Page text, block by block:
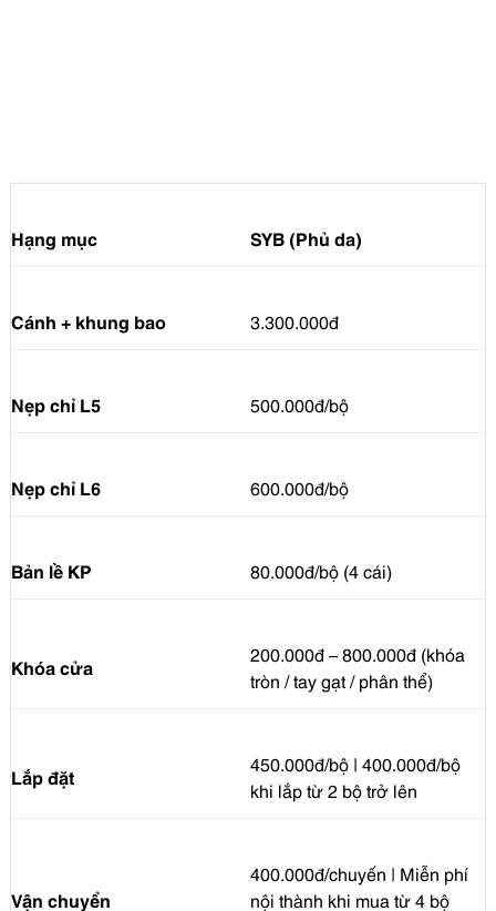
Hạng mục SYB (Phủ da)
Cánh + khung bao 3.300.000đ
Nẹp chỉ L5 500.000đ/bộ
Nẹp chỉ L6 600.000đ/bộ
Bản lề KP 80.000đ/bộ (4 cái)
Khóa cửa
200.000đ – 800.000đ (khóa
tròn / tay gạt / phân thể)
Lắp đặt
450.000đ/bộ | 400.000đ/bộ
khi lắp từ 2 bộ trở lên
Vận chuyển
400.000đ/chuyến | Miễn phí
nội thành khi mua từ 4 bộ